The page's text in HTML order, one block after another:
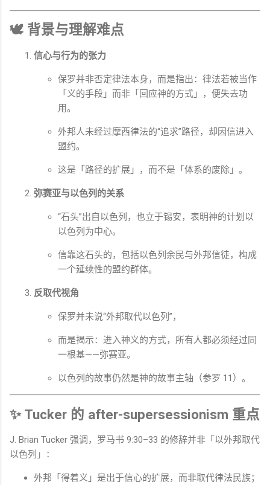
🕊 背景与理解难点
信心与行为的张力
保罗并非否定律法本身，而是指出：律法若被当作
「义的手段」而非「回应神的方式」，便失去功
用。
外邦人未经过摩西律法的“追求”路径，却因信进入
盟约。
这是「路径的扩展」，而不是「体系的废除」。
弥赛亚与以色列的关系
“石头”出自以色列，也立于锡安，表明神的计划以
以色列为中心。
信靠这石头的，包括以色列余民与外邦信徒，构成
一个延续性的盟约群体。
反取代视角
保罗并未说“外邦取代以色列”，
而是揭示：进入神义的方式，所有人都必须经过同
一根基——弥赛亚。
以色列的故事仍然是神的故事主轴（参罗 11）。
✨ Tucker 的 after-supersessionism 重点
J. Brian Tucker 强调，罗马书 9:30–33 的修辞并非「以外邦取代
以色列」：
外邦「得着义」是出于信心的扩展，而非取代律法民族；